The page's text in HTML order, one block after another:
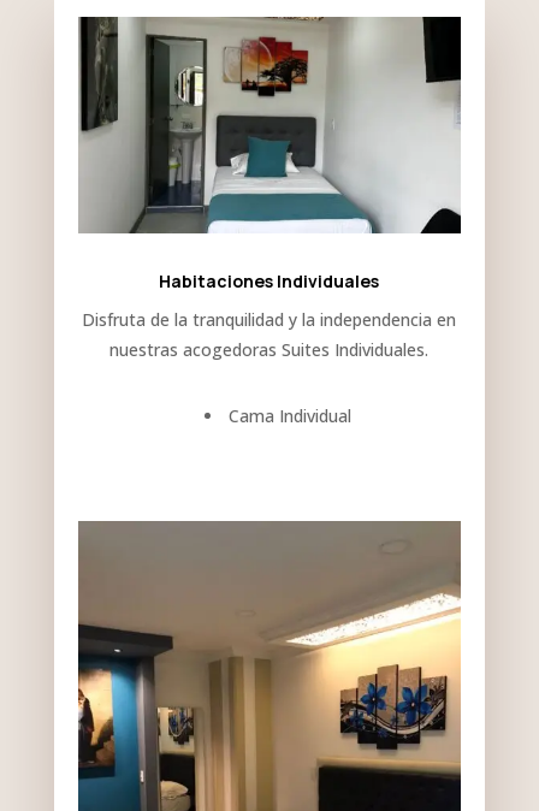
Habitaciones Individuales
Disfruta de la tranquilidad y la independencia en
nuestras acogedoras Suites Individuales.
Cama Individual